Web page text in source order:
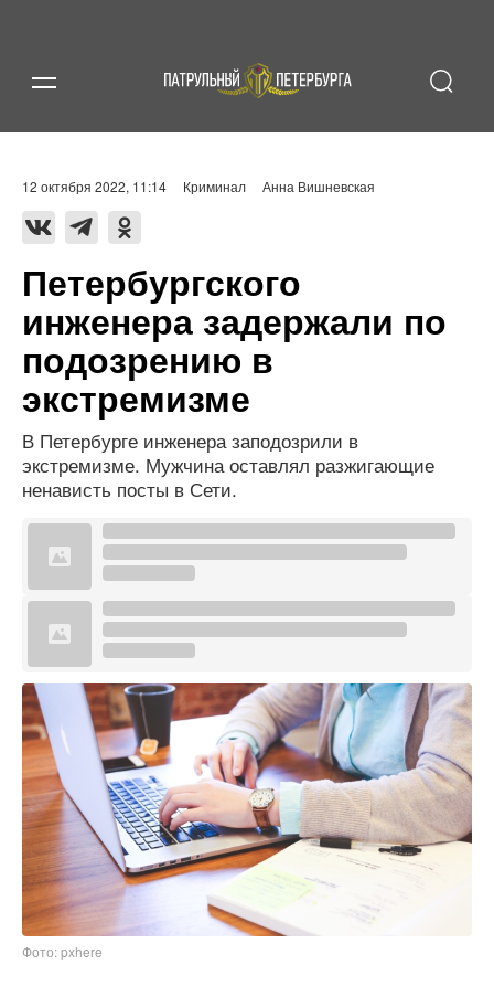
12 октября 2022, 11:14 Криминал Анна Вишневская
Петербургского
инженера задержали по
подозрению в
экстремизме
В Петербурге инженера заподозрили в
экстремизме. Мужчина оставлял разжигающие
ненависть посты в Сети.
Фото: pxhere